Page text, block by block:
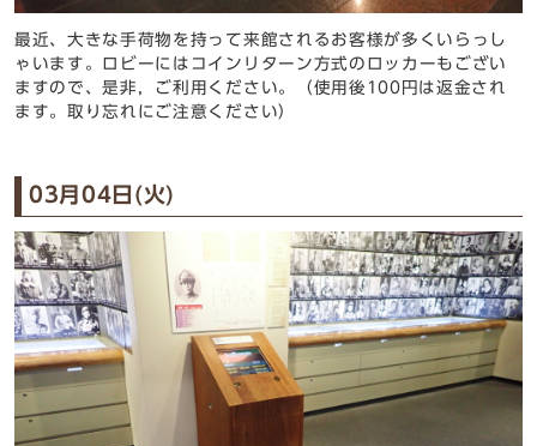
最近、大きな手荷物を持って来館されるお客様が多くいらっし
ゃいます。ロビーにはコインリターン方式のロッカーもござい
ますので、是非，ご利用ください。（使用後100円は返金され
ます。取り忘れにご注意ください）
03月04日(火)